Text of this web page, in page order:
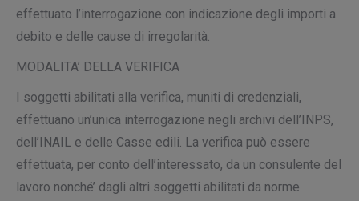
effettuato l’interrogazione con indicazione degli importi a
debito e delle cause di irregolarità.
MODALITA’ DELLA VERIFICA
I soggetti abilitati alla verifica, muniti di credenziali,
effettuano un’unica interrogazione negli archivi dell’INPS,
dell’INAIL e delle Casse edili. La verifica può essere
effettuata, per conto dell’interessato, da un consulente del
lavoro nonché’ dagli altri soggetti abilitati da norme